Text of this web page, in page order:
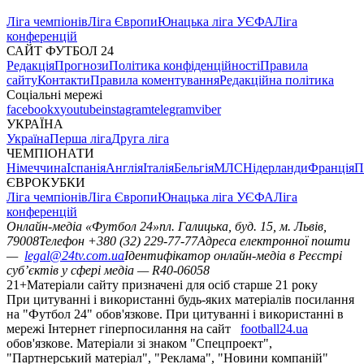
Ліга чемпіонівЛіга ЄвропиЮнацька ліга УЄФАЛіга
конференцій
САЙТ ФУТБОЛ 24
РедакціяПрогнозиПолітика конфіденційностіПравила
сайтуКонтактиПравила коментуванняРедакційна політика
Соціальні мережі
facebookxyoutubeinstagramtelegramviber
УКРАЇНА
УкраїнаПерша лігаДруга ліга
ЧЕМПІОНАТИ
НімеччинаІспаніяАнгліяІталіяБельгіяМЛСНідерландиФранція
ЄВРОКУБКИ
Ліга чемпіонівЛіга ЄвропиЮнацька ліга УЄФАЛіга
конференцій
Онлайн-медіа «Футбол 24»пл. Галицька, буд. 15, м. Львів,
79008Телефон +380 (32) 229-77-77Адреса електронної пошти
— legal@24tv.com.uaІдентифікатор онлайн-медіа в Реєстрі
суб’єктів у сфері медіа — R40-06058
21+Матеріали сайту призначені для осіб старше 21 року
При цитуванні і використанні будь-яких матеріалів посилання
на "Футбол 24" обов'язкове. При цитуванні і використанні в
мережі Інтернет гіперпосилання на сайт
football24.ua
обов'язкове. Матеріали зі знаком "Спецпроект",
"Партнерський матеріал", "Реклама", "Новини компаній"